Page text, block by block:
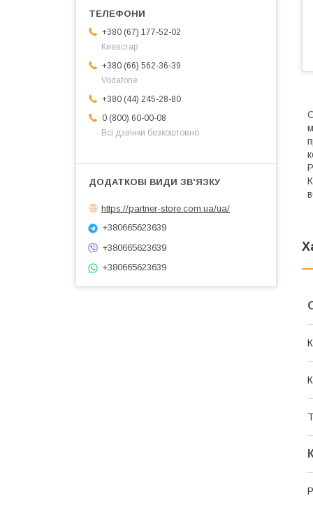
+380 (67) 177-52-02
Киевстар
+380 (66) 562-36-39
Vodafone
+380 (44) 245-28-80
0 (800) 60-00-08
Всі дзвінки безкоштовно
https://partner-store.com.ua/ua/
+380665623639
+380665623639
+380665623639